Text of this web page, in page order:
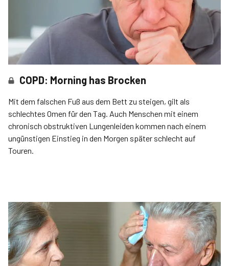
COPD: Morning has Brocken
Mit dem falschen Fuß aus dem Bett zu steigen, gilt als
schlechtes Omen für den Tag. Auch Menschen mit einem
chronisch obstruktiven Lungenleiden kommen nach einem
ungünstigen Einstieg in den Morgen später schlecht auf
Touren.